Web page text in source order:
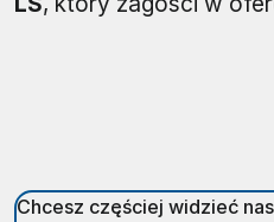
Chcesz częściej widzieć